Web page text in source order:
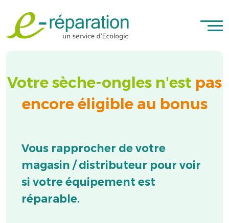
votre sèche-ongles n'est pas
encore éligible au bonus
Vous rapprocher de votre
magasin / distributeur pour voir
si votre équipement est
réparable.